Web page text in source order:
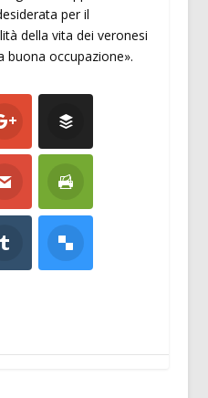
per il
della vita dei veronesi
buona occupazione».